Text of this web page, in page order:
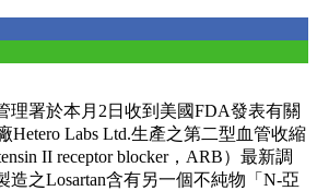
理署於本月2日收到美國FDA發表有關
Hetero Labs Ltd.生產之第二型血管收縮
II receptor blocker，ARB）最新調
造之Losartan含有另一個不純物「N-亞